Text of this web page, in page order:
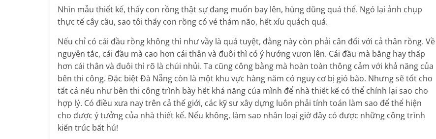
Nhìn mẫu thiết kế, thấy con rồng thật sự đang muốn bay lên, hùng dũng quá thể. Ngó lại ảnh chụp
thực tế cây cầu, sao tôi thấy con rồng có vẻ thảm não, hết xíu quách quá.
Nếu chỉ có cái đầu rồng không thì như vầy là quá tuyệt, đằng này còn phải cân đối với cả thân rồng. Về
nguyên tắc, cái đầu mà cao hơn cái thân và đuôi thì có ý hướng vươn lên. Cái đầu mà bằng hay thấp
hơn cái thân và đuôi thì rõ là chúi nhủi. Ta cũng công bằng mà hoàn toàn thông cảm với khả năng của
bên thi công. Đặc biệt Đà Nẵng còn là một khu vực hàng năm có nguy cơ bị gió bão. Nhưng sẽ tốt cho
tất cả nếu như bên thi công trình bày hết khả năng của mình để nhà thiết kế có thể chỉnh lại sao cho
hợp lý. Có điều xưa nay trên cả thế giới, các kỹ sư xây dựng luôn phải tính toán làm sao để thể hiện
cho được ý tưởng của nhà thiết kế. Nếu không, làm sao nhân loại giờ đây có được những công trình
kiến trúc bất hủ!